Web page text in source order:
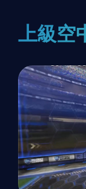
上級空